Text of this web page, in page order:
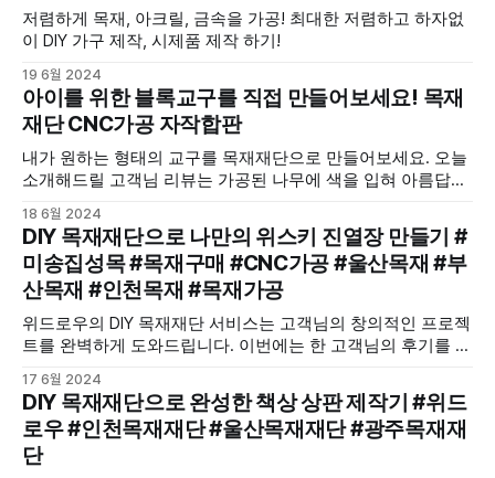
저렴하게 목재, 아크릴, 금속을 가공! 최대한 저렴하고 하자없
이 DIY 가구 제작, 시제품 제작 하기!
19 6월 2024
아이를 위한 블록교구를 직접 만들어보세요! 목재
재단 CNC가공 자작합판
내가 원하는 형태의 교구를 목재재단으로 만들어보세요. 오늘
소개해드릴 고객님 리뷰는 가공된 나무에 색을 입혀 아름답게
18 6월 2024
DIY 목재재단으로 나만의 위스키 진열장 만들기 #
미송집성목 #목재구매 #CNC가공 #울산목재 #부
산목재 #인천목재 #목재가공
위드로우의 DIY 목재재단 서비스는 고객님의 창의적인 프로젝
트를 완벽하게 도와드립니다. 이번에는 한 고객님의 후기를 통
17 6월 2024
DIY 목재재단으로 완성한 책상 상판 제작기 #위드
로우 #인천목재재단 #울산목재재단 #광주목재재
단